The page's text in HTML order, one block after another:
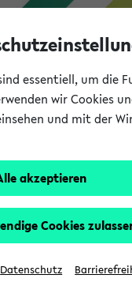
für das
essentiell, um
wir
und mit der
akzeptieren
Cookies
Datenschutz